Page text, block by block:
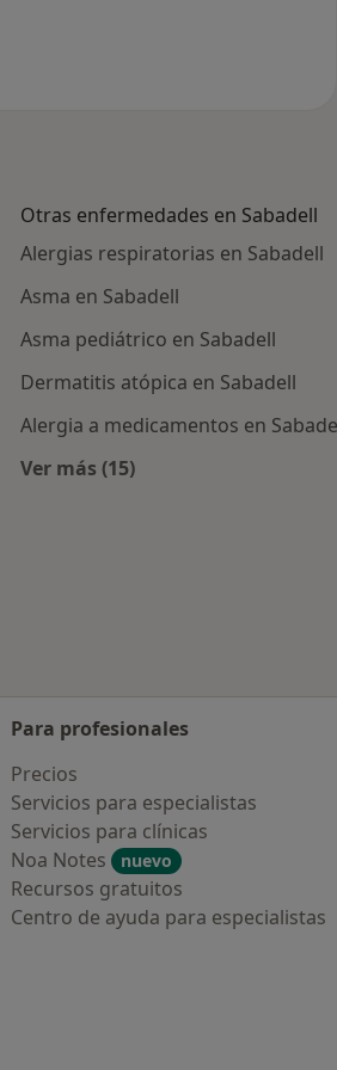
Otras enfermedades en Sabadell
Alergias respiratorias en Sabadell
Asma en Sabadell
Asma pediátrico en Sabadell
Dermatitis atópica en Sabadell
Alergia a medicamentos en
Ver más (15)
Para profesionales
Precios
Servicios para especialistas
Servicios para clínicas
Noa Notes
nuevo
Recursos gratuitos
Centro de ayuda para especialistas